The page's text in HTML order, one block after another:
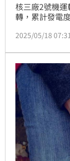
核三廠2號機
轉，累計發電
電，仍有25年
2025/05/18